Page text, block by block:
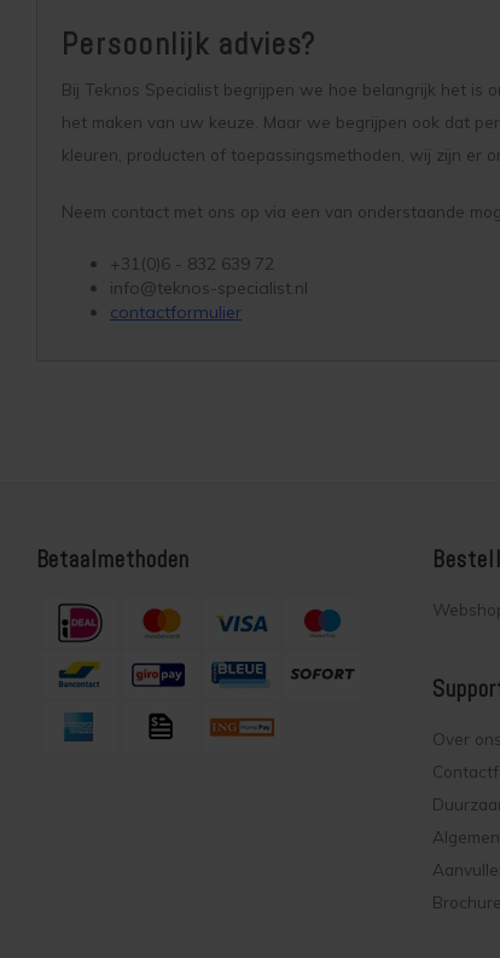
Persoonlijk advies?
Bij Teknos Specialist begrijpen we hoe belangrijk het
het maken van uw keuze. Maar we begrijpen ook dat
kleuren, producten of toepassingsmethoden, wij zijn er
Neem contact met ons op via een van onderstaande
+31(0)6 - 832 639 72
info@teknos-specialist.nl
contactformulier
Betaalmethoden
Over ons